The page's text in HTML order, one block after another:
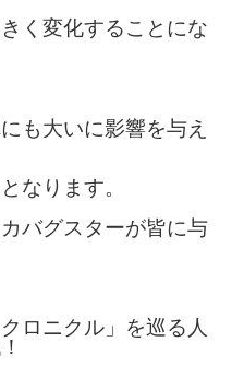
く変化することにな
も大いに影響を与え
なります。
バグスターが皆に与
ロニクル」を巡る人